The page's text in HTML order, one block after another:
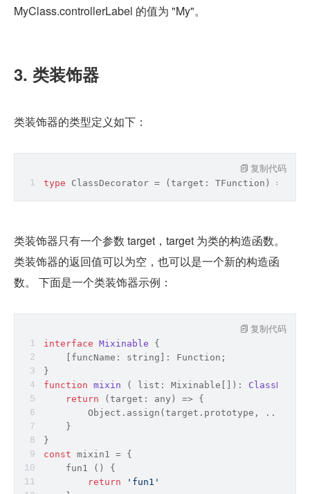
MyClass.controllerLabel 的值为 "My"。
3. 类装饰器
类装饰器的类型定义如下：
type ClassDecorator = ( target: TFunction ) =>
复制代码
类装饰器只有一个参数 target，target 为类的构造函数。
类装饰器的返回值可以为空，也可以是一个新的构造函
数。 下面是一个类装饰器示例：
interface Mixinable
{
    [funcName:
string ]: Function ;
}
function mixin ( list: Mixinable[] ):
return
( target: any ) => {
Object .assign(target.prototype, ...list)
    }
}
const mixin1 = {
    fun1 () {
return
'fun1'
复制代码